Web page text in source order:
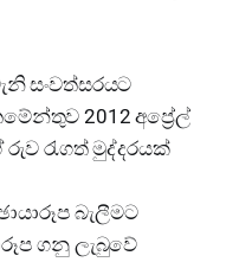
සංවත්සරයට
2012 අප්‍රේල්
රුව රැගත් මුද්දරයක්
බැලීමට
ගනු ලැබුවේ